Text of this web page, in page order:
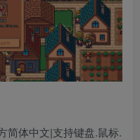
简体中文|支持键盘.鼠标.